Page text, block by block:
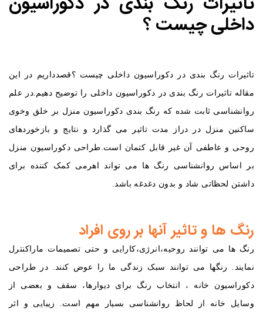
داخلی چیست ؟
تاثیرات رنگ بندی در دکوراسیون داخلی چیست ؟قصدداریم در این
مقاله تاثیرات رنگ بندی در دکوراسیون داخلی را توضیح دهیم.در علم
روانشناسی ثابت شده که رنگ بندی دکوراسیون منزل بر خلق وخوی
ساکنین منزل در دراز مدت تاثیر می گذارد و نتایج و بازخوردهای
روحی و عاطفی آن غیر قابل کتمان است.طراحی دکوراسیون منزل
بر اساس روانشناسی رنگ ها می تواند اهرمی کمک کننده برای
داشتن لحظاتی شاد و بدون دغدغه باشد.
رنگ ها و تاثیر آنها بر روی افراد
رنگ ها می توانند روحیه،انرژی،کارایی و حتی تصمیمات ماراکنترل
نمایند. رنگها می توانند سبک زندگی ما را عوض کنند. در طراحی
دکوراسیون خانه ، انتخاب رنگ برای دیوارها، سقف و بعضی از
وسایل خانه از لحاظ روانشناسی بسیار مهم است. زیبایی و اثر